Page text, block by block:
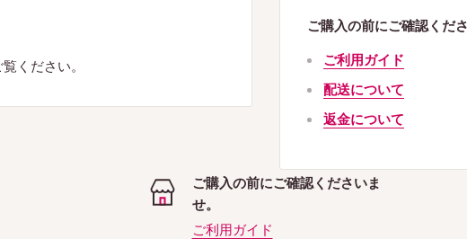
ご購入の前にご確認くださ
ご利用ガイド
配送について
返金について
ください。
ご購入の前にご確認くださいま
せ。
ご利用ガイド